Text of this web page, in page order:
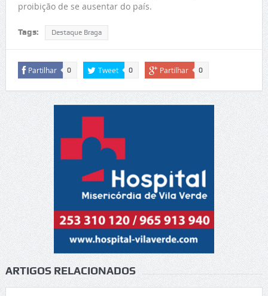
proibição de se ausentar do país.
Tags: Destaque Braga
Partilhar 0 Tweet 0 Partilhar 0
ARTIGOS RELACIONADOS